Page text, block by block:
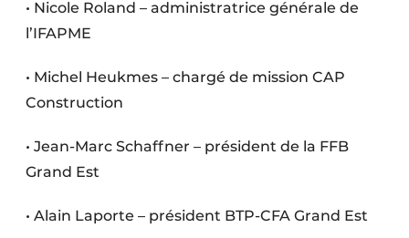
• Nicole Roland – administratrice générale de
l’IFAPME
• Michel Heukmes – chargé de mission CAP
Construction
• Jean-Marc Schaffner – président de la FFB
Grand Est
• Alain Laporte – président BTP-CFA Grand Est